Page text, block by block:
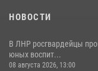
НОВОСТИ
В ЛНР росгвардейцы
юных воспит...
08 августа 2026, 13:00